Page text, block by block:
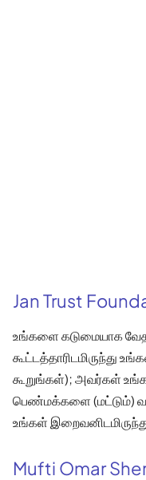
Jan Trust
உங்களை கடுமையாக
கூட்டத்தாரிடமிருந்து
கூறுங்கள்); அவர்கள்
பெண்மக்களை (மட்டும்)
உங்கள்
Mufti Omar